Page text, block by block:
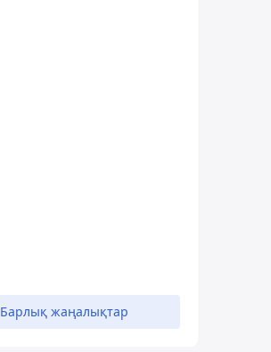
Барлық жаңалықтар